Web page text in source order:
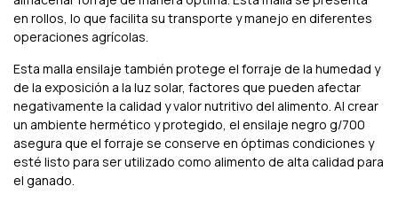
en rollos, lo que facilita su transporte y manejo en diferentes
operaciones agrícolas.
Esta malla ensilaje también protege el forraje de la humedad y
de la exposición a la luz solar, factores que pueden afectar
negativamente la calidad y valor nutritivo del alimento. Al crear
un ambiente hermético y protegido, el ensilaje negro g/700
asegura que el forraje se conserve en óptimas condiciones y
esté listo para ser utilizado como alimento de alta calidad para
el ganado.